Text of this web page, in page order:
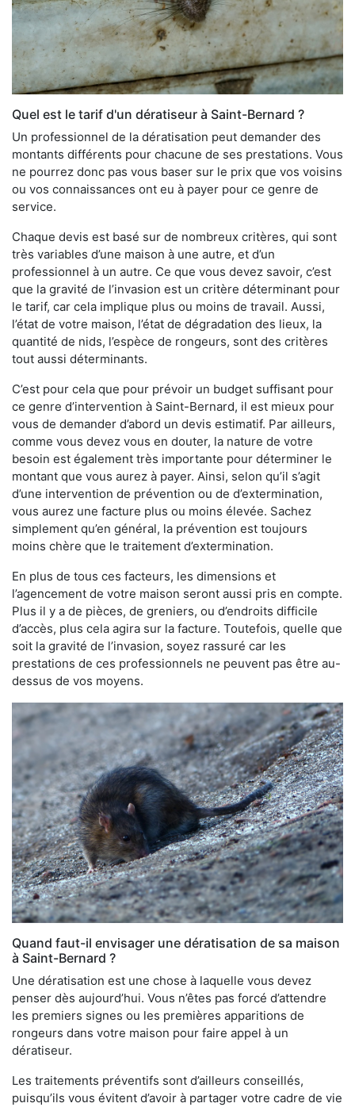
Quel est le tarif d'un dératiseur à Saint-Bernard ?
Un professionnel de la dératisation peut demander des
montants différents pour chacune de ses prestations. Vous
ne pourrez donc pas vous baser sur le prix que vos voisins
ou vos connaissances ont eu à payer pour ce genre de
service.
Chaque devis est basé sur de nombreux critères, qui sont
très variables d’une maison à une autre, et d’un
professionnel à un autre. Ce que vous devez savoir, c’est
que la gravité de l’invasion est un critère déterminant pour
le tarif, car cela implique plus ou moins de travail. Aussi,
l’état de votre maison, l’état de dégradation des lieux, la
quantité de nids, l’espèce de rongeurs, sont des critères
tout aussi déterminants.
C’est pour cela que pour prévoir un budget suffisant pour
ce genre d’intervention à Saint-Bernard, il est mieux pour
vous de demander d’abord un devis estimatif. Par ailleurs,
comme vous devez vous en douter, la nature de votre
besoin est également très importante pour déterminer le
montant que vous aurez à payer. Ainsi, selon qu’il s’agit
d’une intervention de prévention ou de d’extermination,
vous aurez une facture plus ou moins élevée. Sachez
simplement qu’en général, la prévention est toujours
moins chère que le traitement d’extermination.
En plus de tous ces facteurs, les dimensions et
l’agencement de votre maison seront aussi pris en compte.
Plus il y a de pièces, de greniers, ou d’endroits difficile
d’accès, plus cela agira sur la facture. Toutefois, quelle que
soit la gravité de l’invasion, soyez rassuré car les
prestations de ces professionnels ne peuvent pas être au-
dessus de vos moyens.
Quand faut-il envisager une dératisation de sa maison
à Saint-Bernard ?
Une dératisation est une chose à laquelle vous devez
penser dès aujourd’hui. Vous n’êtes pas forcé d’attendre
les premiers signes ou les premières apparitions de
rongeurs dans votre maison pour faire appel à un
dératiseur.
Les traitements préventifs sont d’ailleurs conseillés,
puisqu’ils vous évitent d’avoir à partager votre cadre de vie